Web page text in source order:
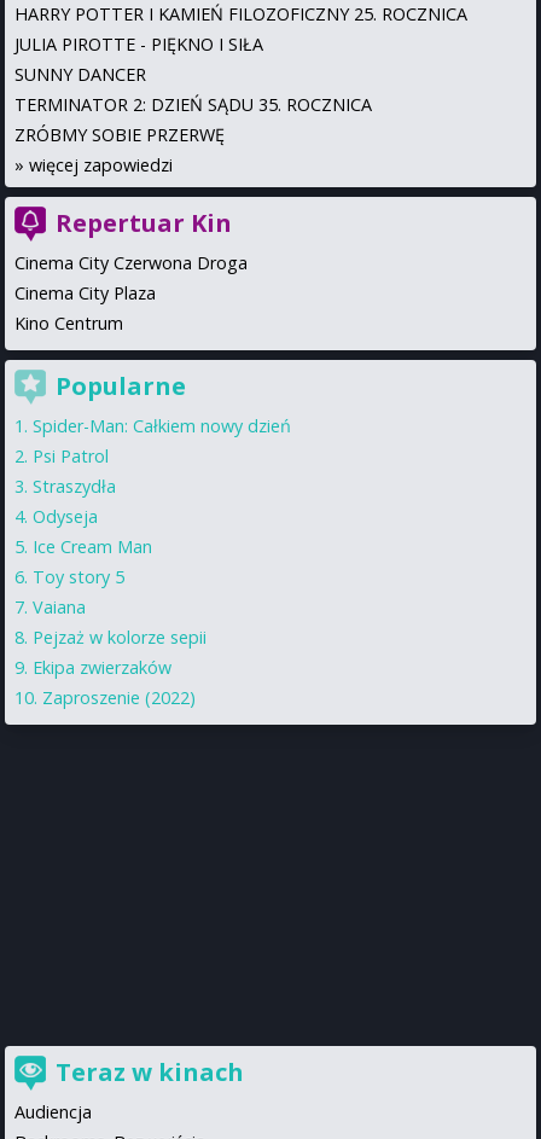
HARRY POTTER I KAMIEŃ FILOZOFICZNY 25. ROCZNICA
JULIA PIROTTE - PIĘKNO I SIŁA
SUNNY DANCER
TERMINATOR 2: DZIEŃ SĄDU 35. ROCZNICA
ZRÓBMY SOBIE PRZERWĘ
» więcej zapowiedzi
Repertuar Kin
Cinema City Czerwona Droga
Cinema City Plaza
Kino Centrum
Popularne
Spider-Man: Całkiem nowy dzień
Psi Patrol
Straszydła
Odyseja
Ice Cream Man
Toy story 5
Vaiana
Pejzaż w kolorze sepii
Ekipa zwierzaków
Zaproszenie (2022)
Teraz w kinach
Audiencja